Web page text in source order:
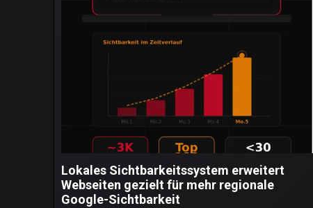
Lokales Sichtbarkeitssystem erweitert
Webseiten gezielt für mehr regionale
Google-Sichtbarkeit